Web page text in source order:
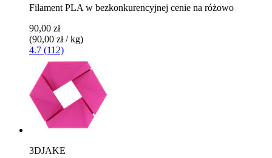
Filament PLA w bezkonkurencyjnej cenie na różowo
90,00 zł
(90,00 zł / kg)
4.7 (112)
3DJAKE